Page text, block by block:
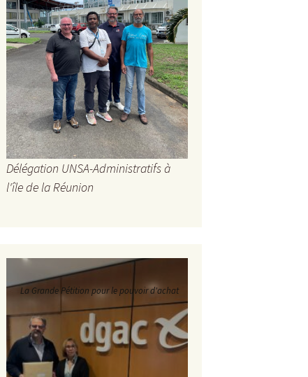
Délégation UNSA-Administratifs à
l'île de la Réunion
La Grande Pétition pour le pouvoir d'achat